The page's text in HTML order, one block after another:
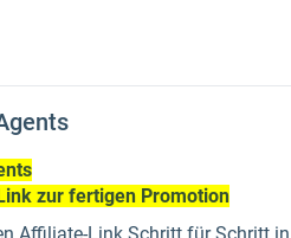
zur fertigen Promotion